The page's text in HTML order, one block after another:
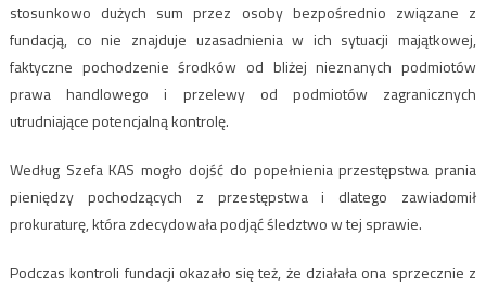
stosunkowo dużych sum przez osoby bezpośrednio związane z
fundacją, co nie znajduje uzasadnienia w ich sytuacji majątkowej,
faktyczne pochodzenie środków od bliżej nieznanych podmiotów
prawa handlowego i przelewy od podmiotów zagranicznych
utrudniające potencjalną kontrolę.
Według Szefa KAS mogło dojść do popełnienia przestępstwa prania
pieniędzy pochodzących z przestępstwa i dlatego zawiadomił
prokuraturę, która zdecydowała podjąć śledztwo w tej sprawie.
Podczas kontroli fundacji okazało się też, że działała ona sprzecznie z